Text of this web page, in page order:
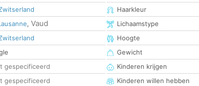
, Vaud
gespecificeerd
gespecificeerd
Haarkleur
Lichaamstype
Hoogte
Gewicht
Kinderen krijgen
Kinderen willen hebben